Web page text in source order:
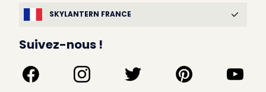
SKYLANTERN FRANCE
Suivez-nous !